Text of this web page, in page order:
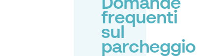
Domande
frequenti
sul
parcheggio